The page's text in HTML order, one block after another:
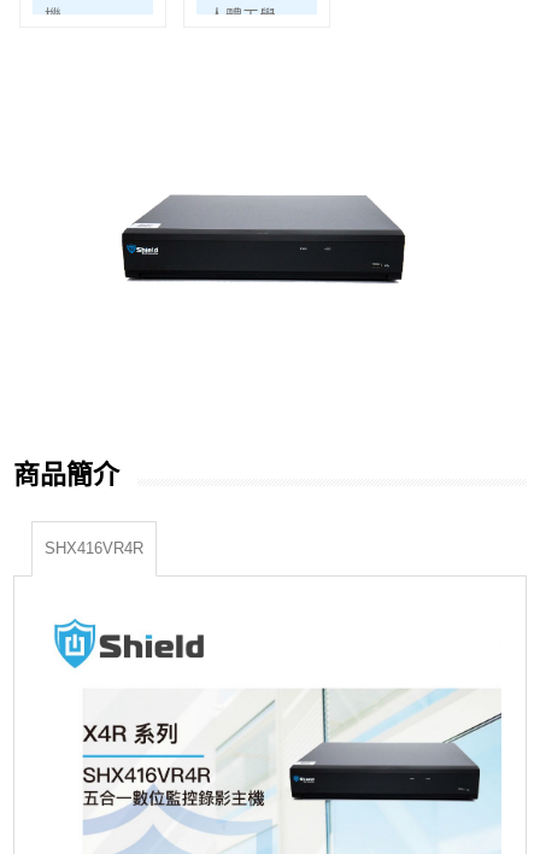
機
人體工學
商品簡介
SHX416VR4R